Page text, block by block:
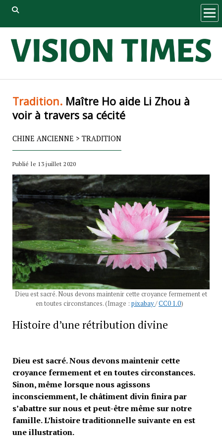
Tradition.Maître Ho aide Li Zhou à
voir à travers sa cécité
CHINE ANCIENNE > TRADITION
Publié le 13 juillet 2020
Dieu est sacré. Nous devons maintenir cette croyance fermement et
en toutes circonstances. (Image : pixabay/CC0 1.0)
Histoire d’une rétribution divine
Dieu est sacré. Nous devons maintenir cette
croyance fermement et en toutes circonstances.
Sinon, même lorsque nous agissons
inconsciemment, le châtiment divin finira par
s’abattre sur nous et peut-être même sur notre
famille. L’histoire traditionnelle suivante en est
une illustration.